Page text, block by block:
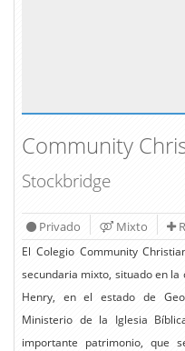
Community
Stockbridge
Privado Mixto
El Colegio Community
secundaria mixto, situado en la
Henry, en el estado de
Ministerio de la Iglesia
importante patrimonio, que